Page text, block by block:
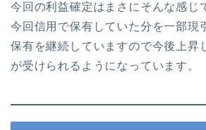
今回の利益確定はまさにそんな感じ
今回信用で保有していた分を一部現
保有を継続していますので今後上昇
が受けられるようになっています。